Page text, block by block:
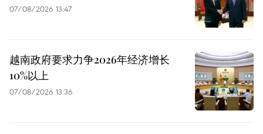
07/08/2026 13:47
越南政府要求力争2026年经济增长
10%以上
07/08/2026 13:36